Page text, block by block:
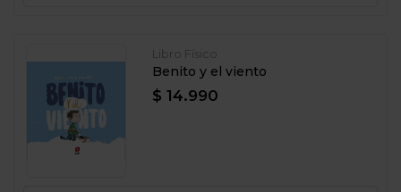
Libro Físico
Benito y el viento
$ 14.990